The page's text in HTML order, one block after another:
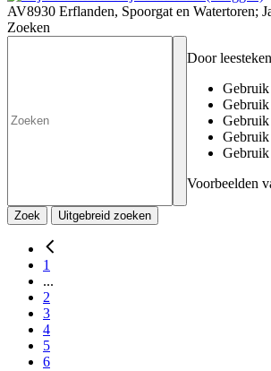
AV8930 Erflanden, Spoorgat en Watertoren;
Zoeken
Door
Gebruik
Gebruik
Gebruik
Gebruik
Gebruik
Voorbeelden
Zoek Uitgebreid zoeken
1
...
2
3
4
5
6